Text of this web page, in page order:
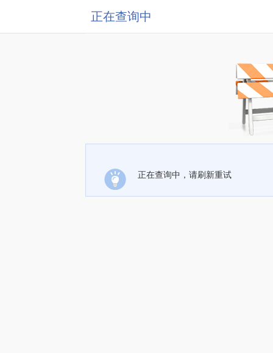
正在查询中
正在查询中，请刷新重试